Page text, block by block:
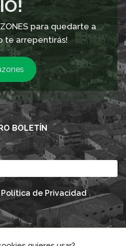
para quedarte a
te arrepentirás!
BOLETÍN
Política de Privacidad .